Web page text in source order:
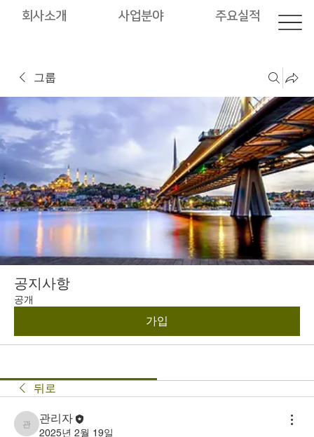
회사소개 사업분야 주요실적
그룹
공지사항
공개
가입
뒤로
관리자
관리자
2025년 2월 19일